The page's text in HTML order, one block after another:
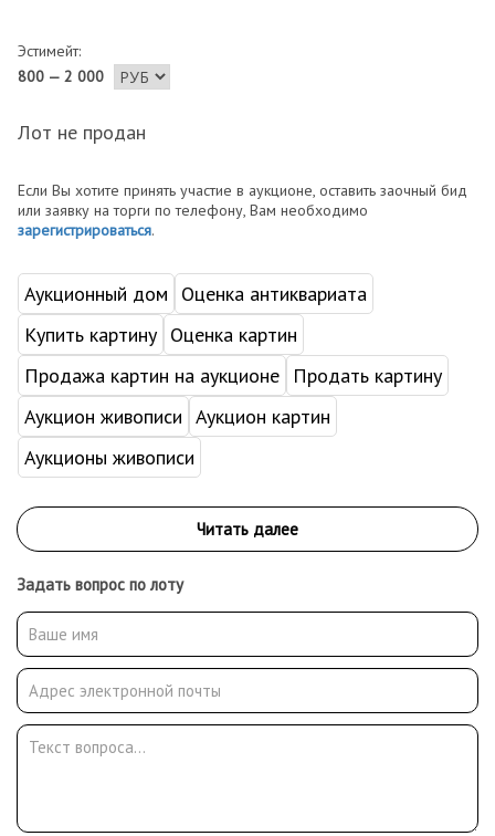
Эстимейт:
800 — 2 000
Лот не продан
Если Вы хотите принять участие в аукционе, оставить заочный бид
или заявку на торги по телефону, Вам необходимо
зарегистрироваться.
Аукционный дом
Оценка антиквариата
Купить картину Оценка картин
Продажа картин на аукционе
Продать картину
Аукцион живописи Аукцион картин
Аукционы живописи
Задать вопрос по лоту